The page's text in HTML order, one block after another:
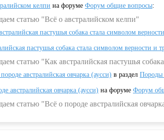
келпи на форуме Форум общие вопросы:
статью "Всё о австралийском келпи"
пастушья собака стала символом
пастушья собака стала символом верности и
статью "Как австралийская пастушья
австралийская овчарка (аусси) в раздел Породы
австралийская овчарка (аусси) на форуме Форум
статью "Всё о породе австралийская